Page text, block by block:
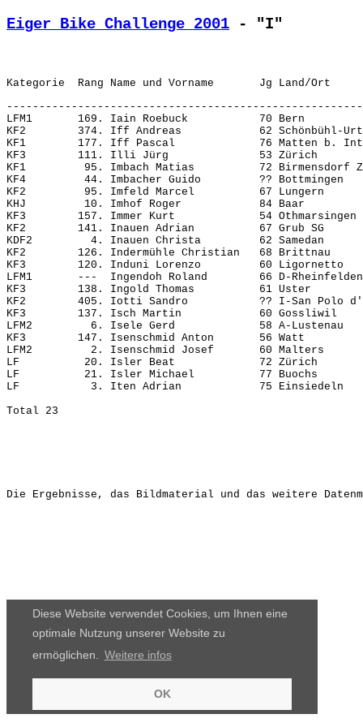
Diese Website verwendet Cookies, um Ihnen eine
optimale Nutzung unserer Website zu
ermöglichen.
Weitere infos
OK
Eiger Bike Challenge 2001 - "I"
LFM1       169. Iain Roebuck           70 Bern
KF2        374. Iff Andreas            62 Schönbühl-
KF1        177. Iff Pascal             76 Matten b.
KF3        111. Illi Jürg              53 Zürich
KF1         95. Imbach Matias          72 Birmensdorf
KF4         44. Imbacher Guido         ??
KF2         95. Imfeld Marcel          67 Lungern
KHJ         10. Imhof Roger            84 Baar
KF3        157. Immer Kurt             54
KF2        141. Inauen Adrian          67 Grub SG
KDF2         4. Inauen Christa         62 Samedan
KF2        126. Indermühle Christian   68 Brittnau
KF3        120. Induni Lorenzo         60 Ligornetto
LFM1       ---  Ingendoh Roland        66 D-
KF3        138. Ingold Thomas          61 Uster
KF2        405. Iotti Sandro           ?? I-San Polo
KF3        137. Isch Martin            60 Gossliwil
LFM2         6. Isele Gerd             58 A-Lustenau
KF3        147. Isenschmid Anton       56 Watt
LFM2         2. Isenschmid Josef       60 Malters
LF          20. Isler Beat             72 Zürich
LF          21. Isler Michael          77 Buochs
LF           3. Iten Adrian            75 Einsiedeln
Die Ergebnisse, das Bildmaterial und das weitere